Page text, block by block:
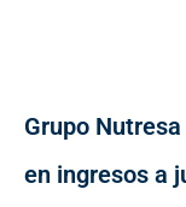
Grupo
en ingresos a